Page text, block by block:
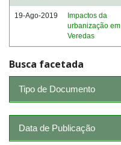
19-Ago-2019
Impactos da
urbanização em
Veredas
Busca facetada
Tipo de Documento
Data de Publicação